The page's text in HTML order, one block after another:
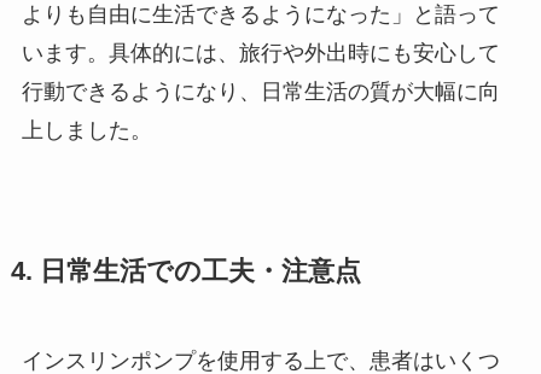
よりも自由に生活できるようになった」と語って
います。具体的には、旅行や外出時にも安心して
行動できるようになり、日常生活の質が大幅に向
上しました。
4. 日常生活での工夫・注意点
インスリンポンプを使用する上で、患者はいくつ